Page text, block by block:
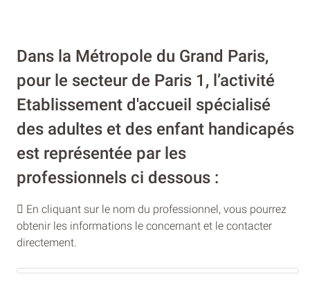
Dans la Métropole du Grand Paris,
pour le secteur de Paris 1, l’activité
Etablissement d'accueil spécialisé
des adultes et des enfant handicapés
est représentée par les
professionnels ci dessous :
En cliquant sur le nom du professionnel, vous pourrez
obtenir les informations le concernant et le contacter
directement.